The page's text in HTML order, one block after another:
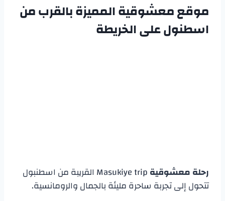
موقع معشوقية المميزة بالقرب من
اسطنول على الخريطة
رحلة معشوقية
Masukiye trip القريبة من اسطنبول
تتحول إلى تجربة ساحرة مليئة بالجمال والرومانسية.